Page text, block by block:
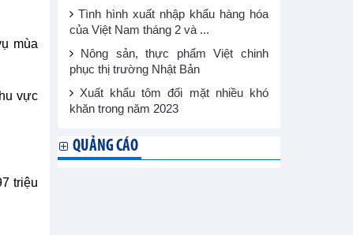
mùa
vực
triệu
Tình hình xuất nhập khẩu hàng hóa
của Việt Nam tháng 2 và ...
Nông sản, thực phẩm Việt chinh
phục thị trường Nhật Bản
Xuất khẩu tôm đối mặt nhiều khó
khăn trong năm 2023
QUẢNG CÁO